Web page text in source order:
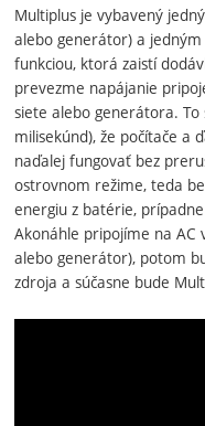
Multiplus je vybavený
alebo generátor) a
funkciou, ktorá zaistí
prevezme napájanie
siete alebo generátora.
milisekúnd), že počítače a
naďalej fungovať bez
ostrovnom režime, teda
energiu z batérie,
Akonáhle pripojíme na AC
alebo generátor), potom
zdroja a súčasne bude